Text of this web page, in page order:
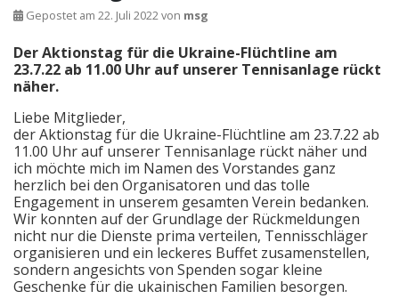
Gepostet am 22. Juli 2022von msg
Der Aktionstag für die Ukraine-Flüchtline am
23.7.22 ab 11.00 Uhr auf unserer Tennisanlage rückt
näher.
Liebe Mitglieder,
der Aktionstag für die Ukraine-Flüchtline am 23.7.22 ab
11.00 Uhr auf unserer Tennisanlage rückt näher und
ich möchte mich im Namen des Vorstandes ganz
herzlich bei den Organisatoren und das tolle
Engagement in unserem gesamten Verein bedanken.
Wir konnten auf der Grundlage der Rückmeldungen
nicht nur die Dienste prima verteilen, Tennisschläger
organisieren und ein leckeres Buffet zusamenstellen,
sondern angesichts von Spenden sogar kleine
Geschenke für die ukainischen Familien besorgen.